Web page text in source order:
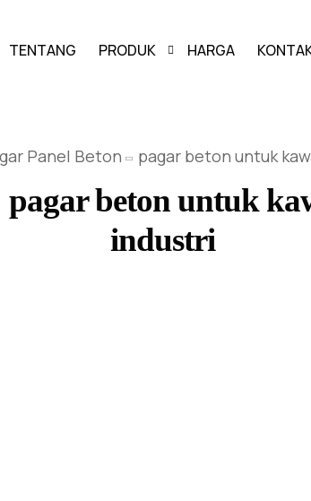
TENTANG PRODUK
PAVING BLOCK
GRASS BLOCK
BUIS BETON
HARGA
Panel Beton pagar beton untuk
pagar beton untuk
industri